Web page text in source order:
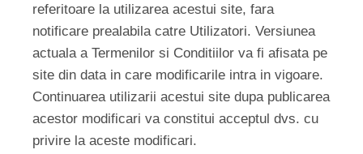
referitoare la utilizarea acestui site, fara
notificare prealabila catre Utilizatori. Versiunea
actuala a Termenilor si Conditiilor va fi afisata pe
site din data in care modificarile intra in vigoare.
Continuarea utilizarii acestui site dupa publicarea
acestor modificari va constitui acceptul dvs. cu
privire la aceste modificari.